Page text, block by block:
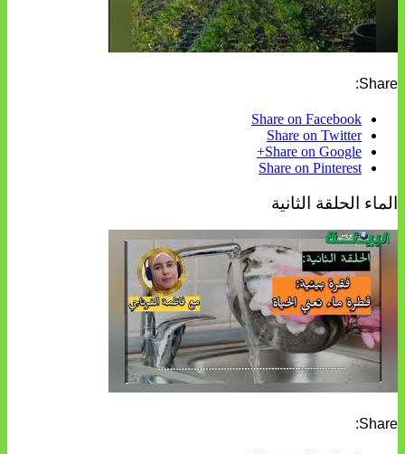
Share:
Share on Facebook
Share on Twitter
Share on Google+
Share on Pinterest
الماء الحلقة الثانية
Share: